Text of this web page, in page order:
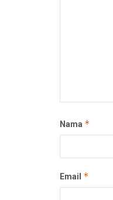
Nama *
Email *